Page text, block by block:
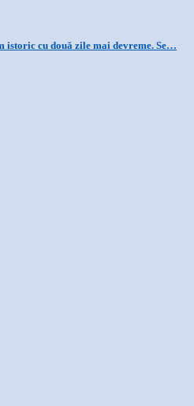
istoric cu două zile mai devreme. Se…